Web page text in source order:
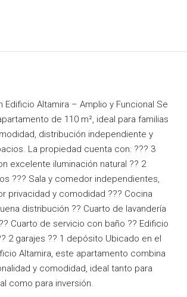
Edificio Altamira – Amplio y Funcional Se
de 110 m², ideal para familias
distribución independiente y
La propiedad cuenta con: ??? 3
excelente iluminación natural ?? 2
??? Sala y comedor independientes,
privacidad y comodidad ??? Cocina
distribución ?? Cuarto de lavandería
Cuarto de servicio con baño ?? Edificio
2 garajes ?? 1 depósito Ubicado en el
Altamira, este apartamento combina
y comodidad, ideal tanto para
como para inversión.